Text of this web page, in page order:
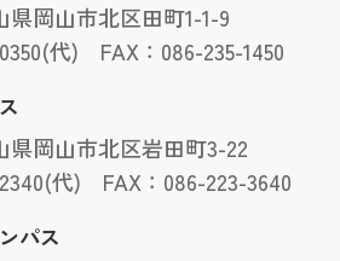
県岡山市北区田町1-1-9
代) FAX：086-235-1450
県岡山市北区岩田町3-22
代) FAX：086-223-3640
パス